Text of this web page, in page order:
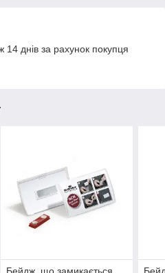
днів за рахунок покупця